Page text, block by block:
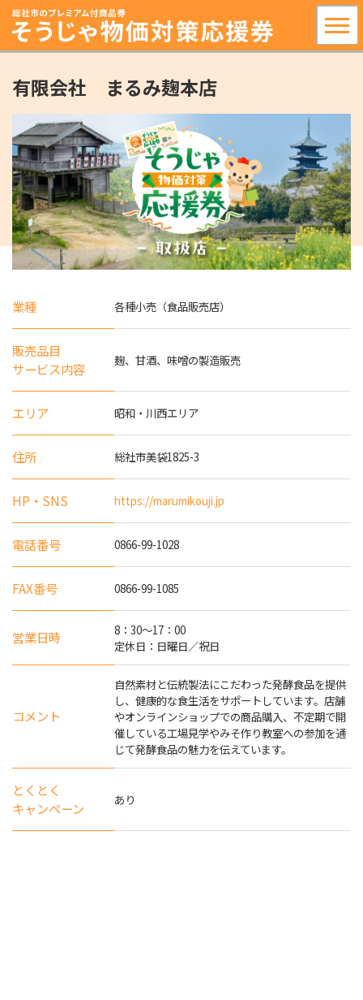
有限会社 まるみ麹本店
業種 各種小売（食品販売店）
販売品目
サービス内容
麹、甘酒、味噌の製造販売
エリア 昭和・川西エリア
住所 総社市美袋1825-3
HP・SNS https://marumikouji.jp
電話番号 0866-99-1028
FAX番号 0866-99-1085
営業日時
8：30～17：00
定休日：日曜日／祝日
コメント
自然素材と伝統製法にこだわった発酵食品を提供
し、健康的な食生活をサポートしています。店舗
やオンラインショップでの商品購入、不定期で開
催している工場見学やみそ作り教室への参加を通
じて発酵食品の魅力を伝えています。
とくとく
キャンペーン
あり